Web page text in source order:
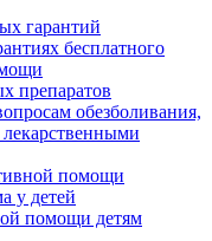
гарантий
бесплатного
препаратов
обезболивания,
помощи
у детей
помощи детям